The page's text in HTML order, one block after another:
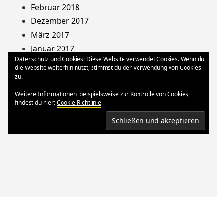
Februar 2018
Dezember 2017
März 2017
Januar 2017
August 2013
Oktober 2012
März 2012
Datenschutz und Cookies: Diese Website verwendet Cookies. Wenn du
die Website weiterhin nutzt, stimmst du der Verwendung von Cookies
zu.
Weitere Informationen, beispielsweise zur Kontrolle von Cookies,
findest du hier:Cookie-Richtlinie